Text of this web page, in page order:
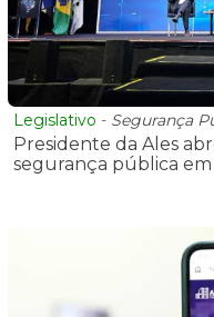
Legislativo - Segurança
Presidente da Ales
segurança pública em